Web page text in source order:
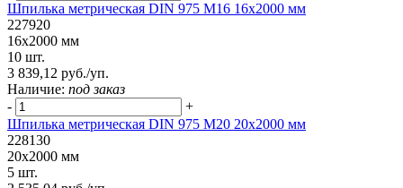
Шпилька метрическая DIN 975 М16 16х2000 мм
227920
16х2000 мм
10 шт.
3 839,12 руб./уп.
Наличие: под заказ
-
+
Шпилька метрическая DIN 975 М20 20х2000 мм
228130
20х2000 мм
5 шт.